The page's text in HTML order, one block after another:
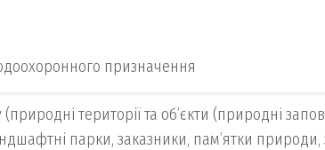
призначення
території та об’єкти (природні
парки, заказники, пам’ятки